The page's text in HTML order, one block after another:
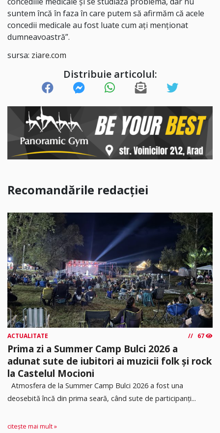
suntem încă în faza în care putem să afirmăm că acele
concedii medicale au fost luate cum aţi menţionat
dumneavoastră”.
sursa: ziare.com
Distribuie articolul:
Recomandările redacției
ACTUALITATE 67
Prima zi a Summer Camp Bulci 2026 a
adunat sute de iubitori ai muzicii folk și rock
la Castelul Mocioni
Atmosfera de la Summer Camp Bulci 2026 a fost una
deosebită încă din prima seară, când sute de participanți...
citește mai mult »